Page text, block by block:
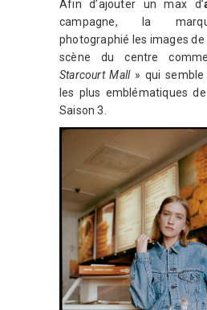
Afin d’ajouter un max d’
campagne, la
photographié les images
scène du centre
Starcourt Mall» qui semble
les plus emblématiques
Saison 3.